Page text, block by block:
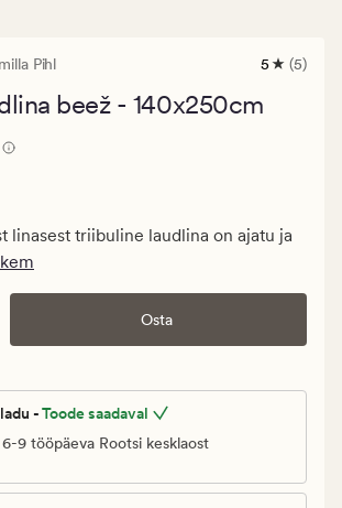
Pihl
5
keskmise
5 (5)
beež - 140x250cm
€
linasest triibuline laudlina on ajatu ja
Osta
-Toode saadaval
9 tööpäeva Rootsi kesklaost